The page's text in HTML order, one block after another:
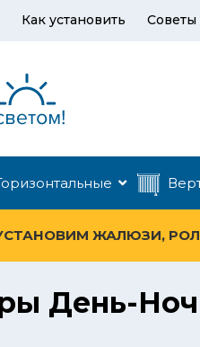
Как установить Советы
ЖАЛЮЗИ,
День-